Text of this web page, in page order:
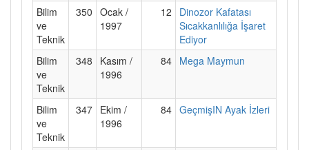
Bilim
ve
Teknik
350 Ocak /
1997
12
Dinozor Kafatası
Sıcakkanlılığa İşaret
Ediyor
Bilim
ve
Teknik
348
Kasım /
1996
84 Mega Maymun
Bilim
ve
Teknik
347 Ekim /
1996
84 GeçmişIN Ayak İzleri